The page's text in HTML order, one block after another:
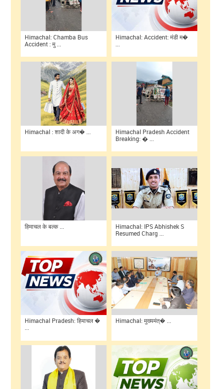
Himachal: Chamba Bus
Accident : मु ...
Himachal: Accident: मंडी म�
Himachal : शादी के अग� ...
Himachal Pradesh Accident
Breaking: � ...
हिमाचल के बल्क ...
Himachal: IPS Abhishek S
Resumed Charg ...
Himachal Pradesh: हिमाचल �
...
Himachal: मुख्यमंत्� ...